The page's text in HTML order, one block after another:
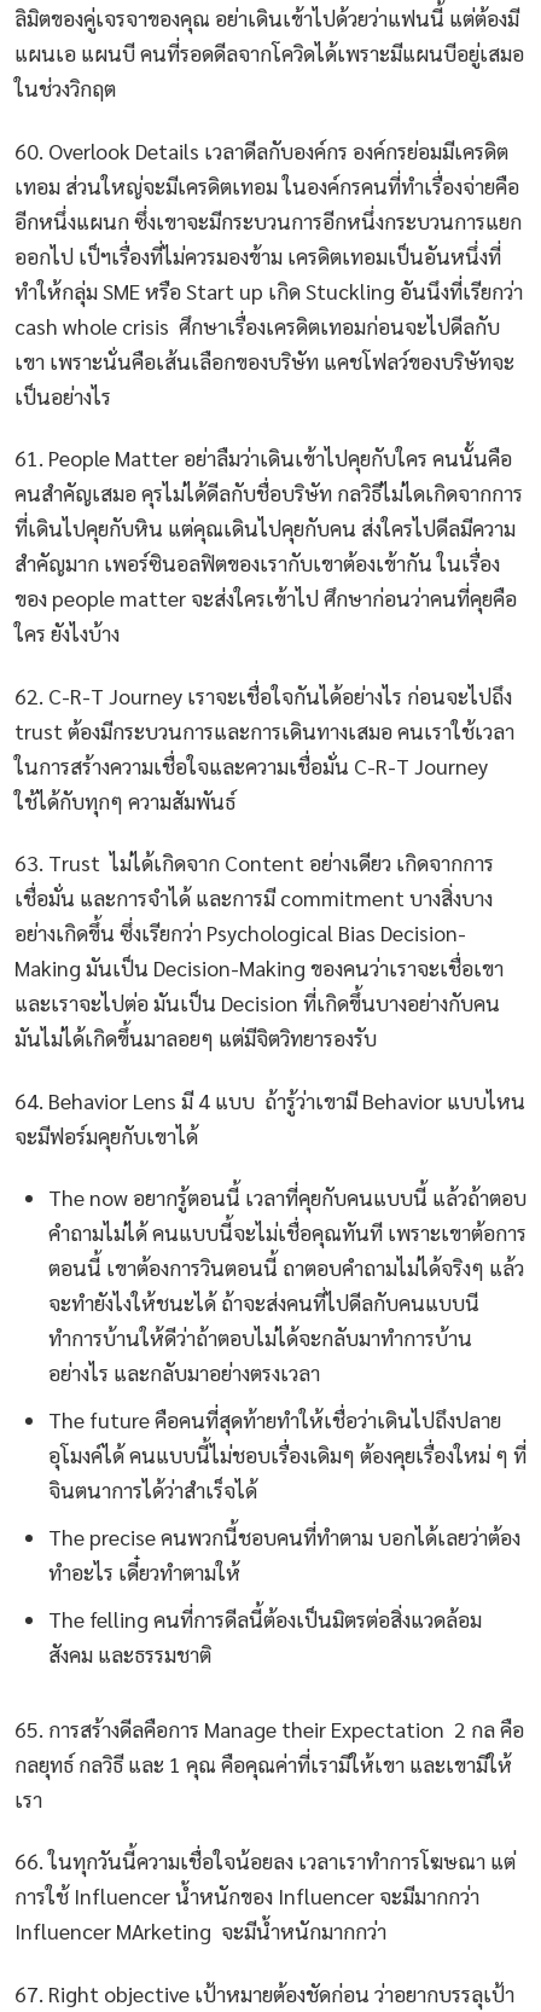
ลิมิตของคู่เจรจาของคุณ อย่าเดินเข้าไปด้วยว่าแฟนนี้ แต่ต้องมี
แผนเอ แผนบี คนที่รอดดีลจากโควิดได้เพราะมีแผนบีอยู่เสมอ
ในช่วงวิกฤต
60. Overlook Details เวลาดีลกับองค์กร องค์กรย่อมมีเครดิต
เทอม ส่วนใหญ่จะมีเครดิตเทอม ในองค์กรคนที่ทำเรื่องจ่ายคือ
อีกหนึ่งแผนก ซึ่งเขาจะมีกระบวนการอีกหนึ่งกระบวนการแยก
ออกไป เป็ฯเรื่องที่ไม่ควรมองข้าม เครดิตเทอมเป็นอันหนึ่งที่
ทำให้กลุ่ม SME หรือ Start up เกิด Stuckling อันนึงที่เรียกว่า
cash whole crisis ศึกษาเรื่องเครดิตเทอมก่อนจะไปดีลกับ
เขา เพราะนั่นคือเส้นเลือกของบริษัท แคชโฟลว์ของบริษัทจะ
เป็นอย่างไร
61. People Matter อย่าลืมว่าเดินเข้าไปคุยกับใคร คนนั้นคือ
คนสำคัญเสมอ คุรไม่ได้ดีลกับชื่อบริษัท กลวิธีไม่ไดเกิดจากการ
ที่เดินไปคุยกับหิน แต่คุณเดินไปคุยกับคน ส่งใครไปดีลมีความ
สำคัญมาก เพอร์ซินอลฟิตของเรากับเขาต้องเข้ากัน ในเรื่อง
ของ people matter จะส่งใครเข้าไป ศึกษาก่อนว่าคนที่คุยคือ
ใคร ยังไงบ้าง
62. C-R-T Journey เราจะเชื่อใจกันได้อย่างไร ก่อนจะไปถึง
trust ต้องมีกระบวนการและการเดินทางเสมอ คนเราใช้เวลา
ในการสร้างความเชื่อใจและความเชื่อมั่น C-R-T Journey
ใช้ได้กับทุกๆ ความสัมพันธ์
63. Trust ไม่ได้เกิดจาก Content อย่างเดียว เกิดจากการ
เชื่อมั่น และการจำได้ และการมี commitment บางสิ่งบาง
อย่างเกิดขึ้น ซึ่งเรียกว่า Psychological Bias Decision-
Making มันเป็น Decision-Making ของคนว่าเราจะเชื่อเขา
และเราจะไปต่อ มันเป็น Decision ที่เกิดขึ้นบางอย่างกับคน
มันไม่ได้เกิดขึ้นมาลอยๆ แต่มีจิตวิทยารองรับ
64. Behavior Lens มี 4 แบบ ถ้ารู้ว่าเขามี Behavior แบบไหน
จะมีฟอร์มคุยกับเขาได้
The now อยากรู้ตอนนี้ เวลาที่คุยกับคนแบบนี้ แล้วถ้าตอบ
คำถามไม่ได้ คนแบบนี้จะไม่เชื่อคุณทันที เพราะเขาต้อการ
ตอนนี้ เขาต้องการวินตอนนี้ ถาตอบคำถามไม่ได้จริงๆ แล้ว
จะทำยังไงให้ชนะได้ ถ้าจะส่งคนที่ไปดีลกับคนแบบนี
ทำการบ้านให้ดีว่าถ้าตอบไม่ได้จะกลับมาทำการบ้าน
อย่างไร และกลับมาอย่างตรงเวลา
The future คือคนที่สุดท้ายทำให้เชื่อว่าเดินไปถึงปลาย
อุโมงค์ได้ คนแบบนี้ไม่ชอบเรื่องเดิมๆ ต้องคุยเรื่องใหม่ ๆ ที่
จินตนาการได้ว่าสำเร็จได้
The precise คนพวกนี้ชอบคนที่ทำตาม บอกได้เลยว่าต้อง
ทำอะไร เดี๋ยวทำตามให้
The felling คนที่การดีลนี้ต้องเป็นมิตรต่อสิ่งแวดล้อม
สังคม และธรรมชาติ
65. การสร้างดีลคือการ Manage their Expectation 2 กล คือ
กลยุทธ์ กลวิธี และ 1 คุณ คือคุณค่าที่เรามีให้เขา และเขามีให้
เรา
66. ในทุกวันนี้ความเชื่อใจน้อยลง เวลาเราทำการโฆษณา แต่
การใช้ Influencer น้ำหนักของ Influencer จะมีมากกว่า
Influencer MArketing จะมีน้ำหนักมากกว่า
67. Right objective เป้าหมายต้องชัดก่อน ว่าอยากบรรลุเป้า